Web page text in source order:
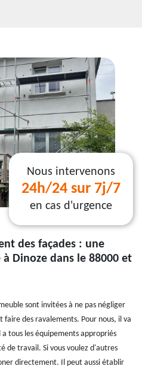
Nous intervenons
24h/24 sur 7j/7
en cas d'urgence
des façades : une
Dinoze dans le 88000 et
sont invitées à ne pas négliger
faire des ravalements. Pour nous, il va
tous les équipements appropriés
de travail. Si vous voulez d'autres
directement. Il peut aussi établir